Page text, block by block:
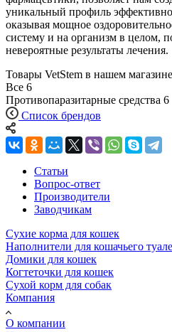
уникальный профиль
оказывая мощное
систему и на организм в целом,
невероятные результаты лечения.
Товары VetStem в нашем магазине
Все 6
Противопаразитарные средства 6
Список брендов
Статьи
Вопрос-ответ
Производители
Заводчикам
Сухие корма для кошек
Наполнители для кошачьего
Домики для кошек
Когтеточки для кошек
Сухой корм для собак
Компания
О компании